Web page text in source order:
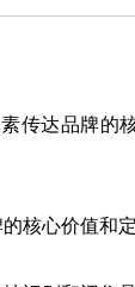
传达品牌的
核心价值和